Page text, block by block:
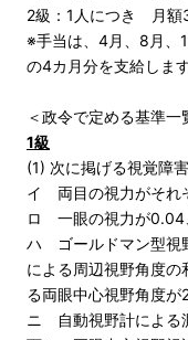
2級：1人につき 月額
※手当は、4月、8月、
の4カ月分を支給します
＜政令で定める基準一
1級
(1) 次に掲げる視覚障害
イ 両目の視力がそれ
ロ 一眼の視力が0.04
ハ ゴールドマン型視
による周辺視野角度の
る両眼中心視野角度
ニ 自動視野計による